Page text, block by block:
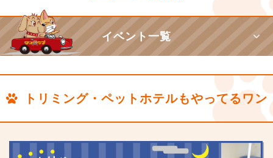
イベント一覧
トリミング・ペットホテルもやってるワン